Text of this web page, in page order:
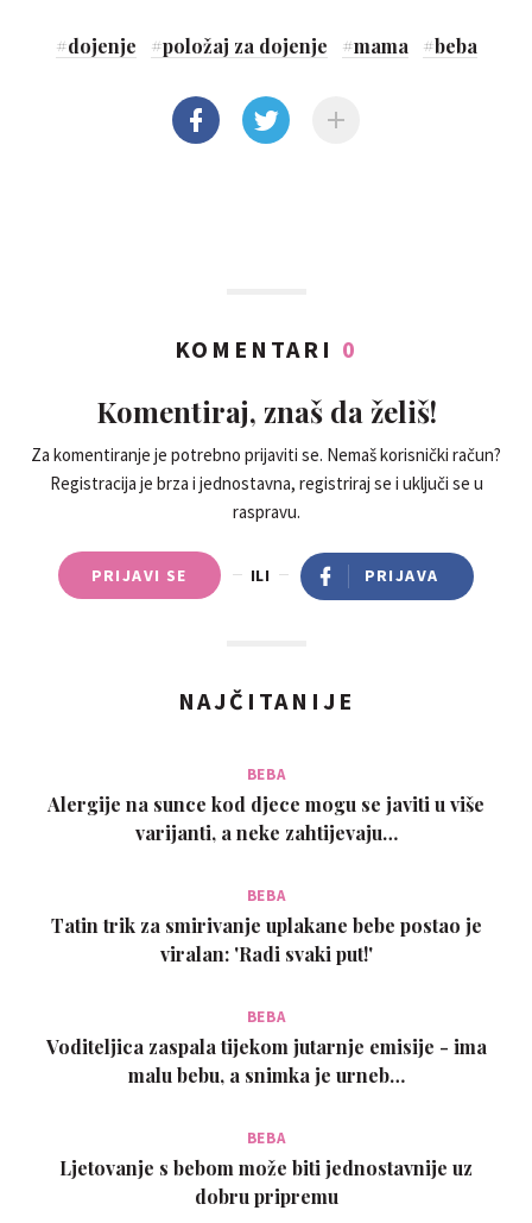
#dojenje #položaj za dojenje #mama #beba
KOMENTARI 0
Komentiraj, znaš da želiš!
Za komentiranje je potrebno prijaviti se. Nemaš korisnički račun?
Registracija je brza i jednostavna, registriraj se i uključi se u
raspravu.
PRIJAVI SE ILI PRIJAVA
NAJČITANIJE
BEBA
Alergije na sunce kod djece mogu se javiti u više
varijanti, a neke zahtijevaju…
BEBA
Tatin trik za smirivanje uplakane bebe postao je
viralan: 'Radi svaki put!'
BEBA
Voditeljica zaspala tijekom jutarnje emisije - ima
malu bebu, a snimka je urneb…
BEBA
Ljetovanje s bebom može biti jednostavnije uz
dobru pripremu